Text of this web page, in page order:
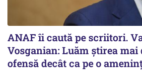
ANAF îi caută pe scriitori.
Vosganian: Luăm știrea mai
ofensă decât ca pe o